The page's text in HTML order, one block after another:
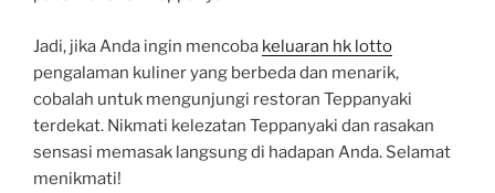
Jadi, jika Anda ingin mencoba keluaran hk lotto
pengalaman kuliner yang berbeda dan menarik,
cobalah untuk mengunjungi restoran Teppanyaki
terdekat. Nikmati kelezatan Teppanyaki dan rasakan
sensasi memasak langsung di hadapan Anda. Selamat
menikmati!